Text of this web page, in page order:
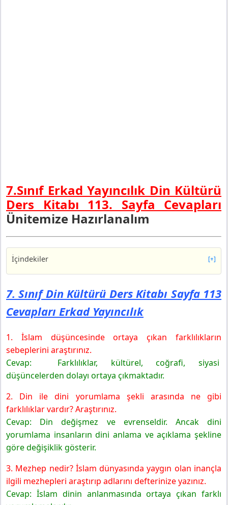
7.Sınıf Erkad Yayıncılık Din Kültürü
Ders Kitabı 113. Sayfa Cevapları
Ünitemize Hazırlanalım
İçindekiler [+]
7. Sınıf Din Kültürü Ders Kitabı Sayfa 113 Cevapları
Erkad Yayıncılık
7. Sınıf Din Kültürü Ders Kitabı Sayfa 113
Cevapları Erkad Yayıncılık
1. İslam düşüncesinde ortaya çıkan farklılıkların
sebeplerini araştırınız.
Cevap: Farklılıklar, kültürel, coğrafi, siyasi
düşüncelerden dolayı ortaya çıkmaktadır.
2. Din ile dini yorumlama şekli arasında ne gibi
farklılıklar vardır? Araştırınız.
Cevap: Din değişmez ve evrenseldir. Ancak dini
yorumlama insanların dini anlama ve açıklama şekline
göre değişiklik gösterir.
3. Mezhep nedir? İslam dünyasında yaygın olan inançla
ilgili mezhepleri araştırıp adlarını defterinize yazınız.
Cevap: İslam dinin anlanmasında ortaya çıkan farklı